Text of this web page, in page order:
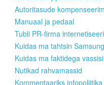
Autoritasude
Manuaal ja pedaal
Tubli PR-firma
Kuidas ma tahtsin
Kuidas ma faktidega
Nutikad rahvamassid
Kommentaariks